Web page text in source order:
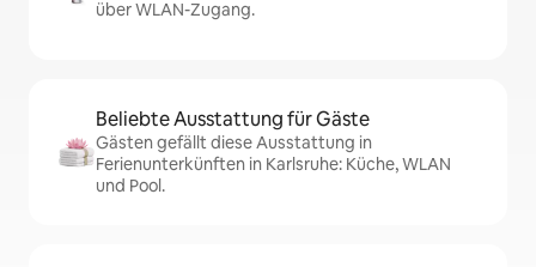
über WLAN-Zugang.
Beliebte Ausstattung für Gäste
Gästen gefällt diese Ausstattung in
Ferienunterkünften in Karlsruhe: Küche, WLAN
und Pool.